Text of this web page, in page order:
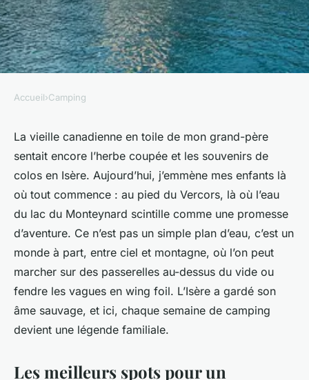
CAMPING
Top 5 raisons de camper au lac
du Monteynard pour les
aventuriers
Bernardin• 02/04/2026 14:18•8 min de lecture
Accueil›Camping
La vieille canadienne en toile de mon grand-père
sentait encore l’herbe coupée et les souvenirs de
colos en Isère. Aujourd’hui, j’emmène mes enfants là
où tout commence : au pied du Vercors, là où l’eau
du lac du Monteynard scintille comme une promesse
d’aventure. Ce n’est pas un simple plan d’eau, c’est un
monde à part, entre ciel et montagne, où l’on peut
marcher sur des passerelles au-dessus du vide ou
fendre les vagues en wing foil. L’Isère a gardé son
âme sauvage, et ici, chaque semaine de camping
devient une légende familiale.
Les meilleurs spots pour un